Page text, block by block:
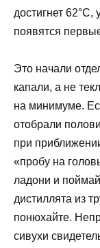
достигнет 62°С,
появятся
Это начали
капали, а не
на минимуме.
отобрали
при
«пробу на
ладони и
дистиллята из
понюхайте.
сивухи